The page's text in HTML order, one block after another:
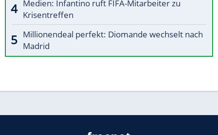
Medien: Infantino ruft FIFA-Mitarbeiter zu
Krisentreffen
Millionendeal perfekt: Diomande wechselt nach
Madrid